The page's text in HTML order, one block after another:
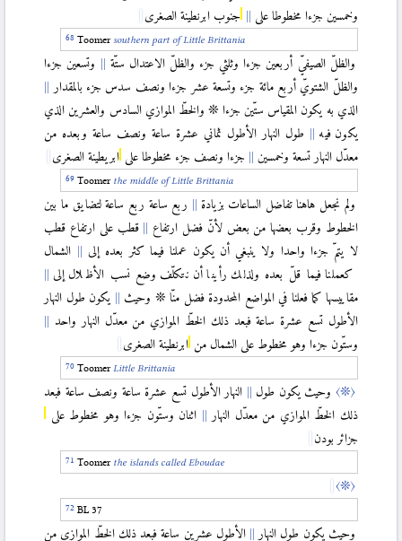
وخمسين جزءا مخطوطا على
جنوب ابرنطينة الصغرى
Toomer southern part of Little Brittania
والظلّ الصيفيّ أربعين جزءا وثلثي جزء والظلّ الاعتدال ستّة
وتسعين جزءا
والظلّ الشتويّ أربع مائة جزء وتسعة عشر جزءا ونصف سدس جزء بالمقدار
الذي به يكون المقياس ستّين جزءا ❊ والخطّ الموازي السادس والعشرين الذي
يكون فيه
طول النهار الأطول ثماني عشرة ساعة ونصف ساعة وبعده من
معدّل النهار تسعة وخمسين
جزءا ونصف جزء مخطوطا على ابريطينة الصغرى
Toomer the middle of Little Brittania
ولم نجعل هاهنا تفاضل الساعات بزيادة
ربع ساعة ربع ساعة لتضايق ما بين
الخطوط وقرب بعضها من بعض لأنّ فضل ارتفاع
قطب على ارتفاع قطب
لا يتمّ جزءا واحدا ولا ينبغي أن يكون عملنا فيما كثر بعده إلى
الشمال
كعملنا فيما قلّ بعده ولذلك رأينا أن نتكلّف وضع نسب الأظلال إلى
مقاييسها كما فعلنا في المواضع المحدودة فضل منّا ❊ وحيث
يكون طول النهار
الأطول تسع عشرة ساعة فبعد ذلك الخطّ الموازي من معدّل النهار واحد
وستّون جزءا وهو مخطوط على الشمال من
ابرنطينة الصغرى
Toomer Little Brittania
〈❊〉 وحيث يكون طول
النهار الأطول تسع عشرة ساعة ونصف ساعة فبعد
ذلك الخطّ الموازي من معدّل النهار
اثنان وستّون جزءا وهو مخطوط على
جزائر بودن
Toomer the islands called Eboudae
〈❊〉
BL 37
وحيث يكون طول النهار
الأطول عشرين ساعة فبعد ذلك الخطّ الموازي من